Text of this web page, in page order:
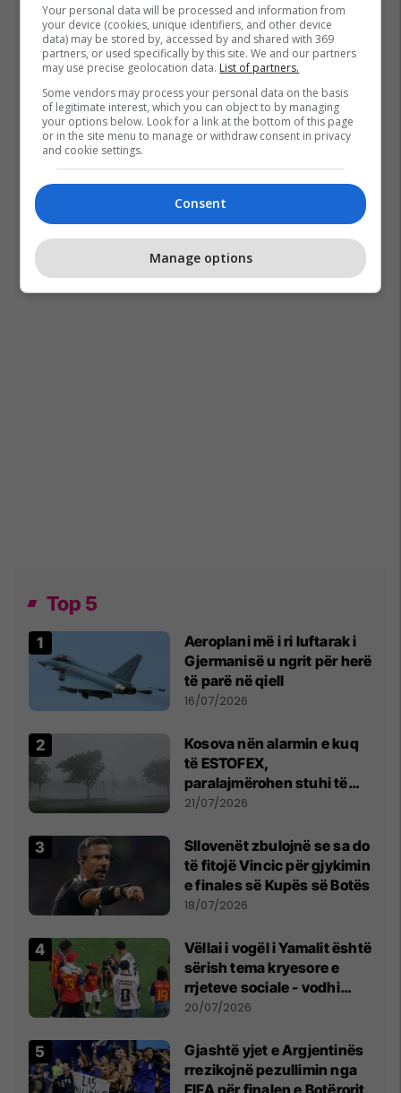
Top 5
Aeroplani më i ri luftarak i
Gjermanisë u ngrit për herë
të parë në qiell
16/07/2026
Kosova nën alarmin e kuq
të ESTOFEX,
paralajmërohen stuhi të
fuqishme me breshër dhe
21/07/2026
Sllovenët zbulojnë se sa do
të fitojë Vincic për gjykimin
e finales së Kupës së Botës
18/07/2026
Vëllai i vogël i Yamalit është
sërish tema kryesore e
rrjeteve sociale - vodhi
vëmendjen pas finales së
20/07/2026
Gjashtë yjet e Argjentinës
rrezikojnë pezullimin nga
Your personal data will be processed and information from
your device (cookies, unique identifiers, and other device
data) may be stored by, accessed by and shared with 369
partners, or used specifically by this site. We and our partners
may use precise geolocation data. List of partners.
Some vendors may process your personal data on the basis
of legitimate interest, which you can object to by managing
your options below. Look for a link at the bottom of this page
or in the site menu to manage or withdraw consent in privacy
and cookie settings.
Consent
Manage options